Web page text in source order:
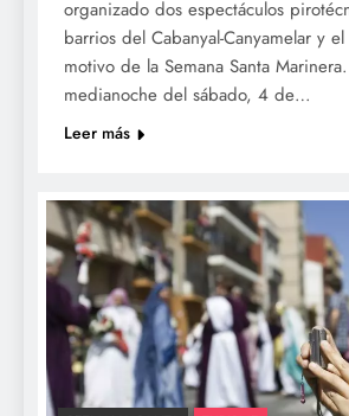
organizado dos espectáculos
barrios del Cabanyal-Canyamelar y
motivo de la Semana Santa
medianoche del sábado, 4 de…
Leer más